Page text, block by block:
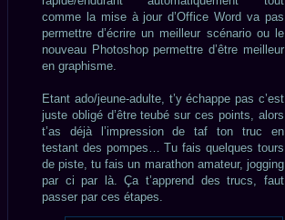
comme la mise à jour d’Office Word va pas
permettre d’écrire un meilleur scénario ou le
nouveau Photoshop permettre d’être meilleur
en graphisme.
Etant ado/jeune-adulte, t’y échappe pas c’est
juste obligé d’être teubé sur ces points, alors
t’as déjà l’impression de taf ton truc en
testant des pompes… Tu fais quelques tours
de piste, tu fais un marathon amateur, jogging
par ci par là. Ça t’apprend des trucs, faut
passer par ces étapes.